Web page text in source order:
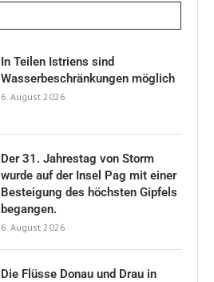
In Teilen Istriens sind
Wasserbeschränkungen möglich
6. August 2026
Der 31. Jahrestag von Storm
wurde auf der Insel Pag mit einer
Besteigung des höchsten Gipfels
begangen.
6. August 2026
Die Flüsse Donau und Drau in